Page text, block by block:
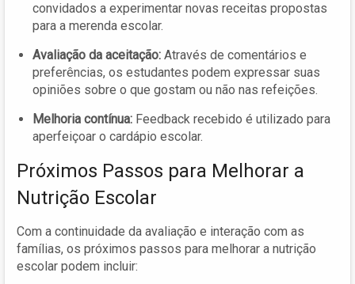
convidados a experimentar novas receitas propostas
para a merenda escolar.
Avaliação da aceitação: Através de comentários e
preferências, os estudantes podem expressar suas
opiniões sobre o que gostam ou não nas refeições.
Melhoria contínua: Feedback recebido é utilizado para
aperfeiçoar o cardápio escolar.
Próximos Passos para Melhorar a
Nutrição Escolar
Com a continuidade da avaliação e interação com as
famílias, os próximos passos para melhorar a nutrição
escolar podem incluir: